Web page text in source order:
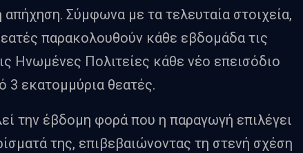
απήχηση. Σύμφωνα με τα τελευταία στοιχεία,
παρακολουθούν κάθε εβδομάδα τις
Ηνωμένες Πολιτείες κάθε νέο επεισόδιο
εκατομμύρια θεατές.
την έβδομη φορά που η παραγωγή επιλέγει
της, επιβεβαιώνοντας τη στενή σχέση